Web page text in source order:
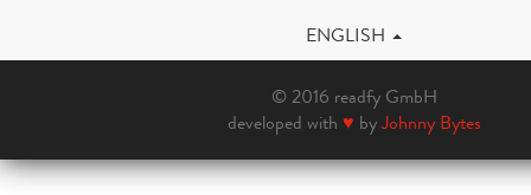
ENGLISH
© 2016 readfy GmbH
developed with ♥ byJohnny Bytes